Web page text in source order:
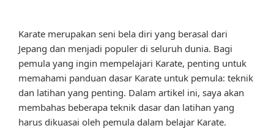
Karate merupakan seni bela diri yang berasal dari
Jepang dan menjadi populer di seluruh dunia. Bagi
pemula yang ingin mempelajari Karate, penting untuk
memahami panduan dasar Karate untuk pemula: teknik
dan latihan yang penting. Dalam artikel ini, saya akan
membahas beberapa teknik dasar dan latihan yang
harus dikuasai oleh pemula dalam belajar Karate.